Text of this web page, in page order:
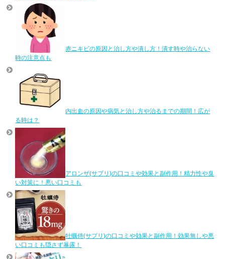
赤ニキビの原因と治し方や潰し方！潰す時や治らない
時の注意点も
内出血の原因や病気と治し方や治るまでの期間！広が
る時は？
アロンザ(サプリ)の口コミや効果と副作用！精力性や臭
い対策に！悪い口コミも
牡蠣侍(サプリ)の口コミや効果と副作用！効果無しや悪
い口コミも隠さず暴露！